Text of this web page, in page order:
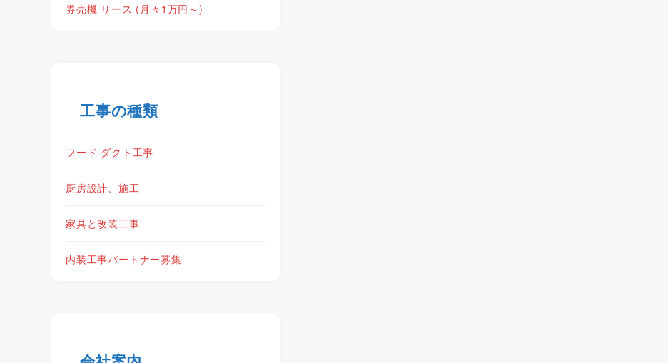
券売機 リース (月々1万円～)
工事の種類
フード ダクト工事
厨房設計、施工
家具と改装工事
内装工事パートナー募集